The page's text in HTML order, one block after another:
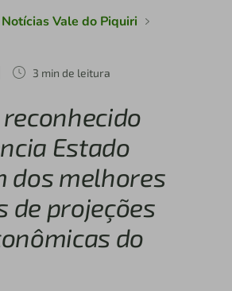
Notícias Vale do Piquiri
3 min de leitura
Estado
dos melhores
de projeções
do